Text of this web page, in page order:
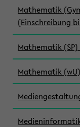
Mathematik
(Einschreibung
Mathematik (SP)
Mathematik